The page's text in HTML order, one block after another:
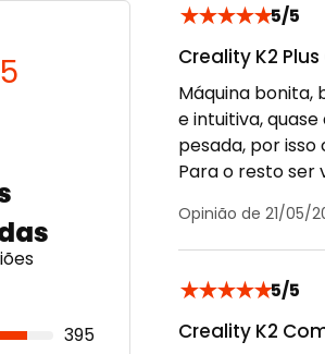
395
★★★★★5/5
Creality K2
Máquina
e intuitiva,
pesada, por
Para o resto ser
Opinião de 21/05/
★★★★★5/5
Creality K2